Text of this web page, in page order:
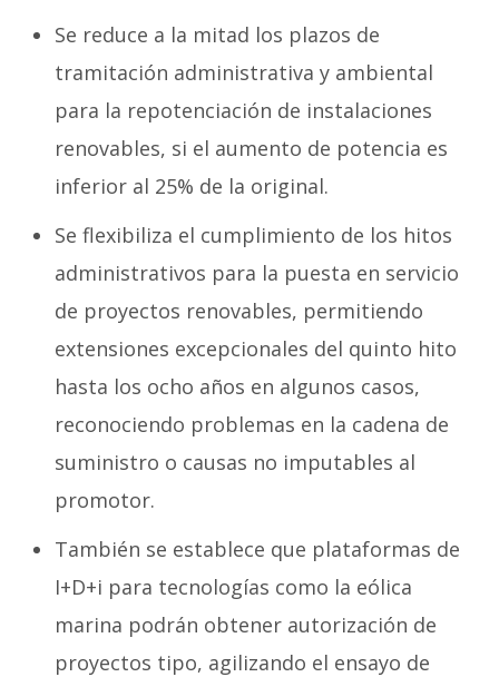
Se reduce a la mitad los plazos de
tramitación administrativa y ambiental
para la repotenciación de instalaciones
renovables, si el aumento de potencia es
inferior al 25% de la original.
Se flexibiliza el cumplimiento de los hitos
administrativos para la puesta en servicio
de proyectos renovables, permitiendo
extensiones excepcionales del quinto hito
hasta los ocho años en algunos casos,
reconociendo problemas en la cadena de
suministro o causas no imputables al
promotor.
También se establece que plataformas de
I+D+i para tecnologías como la eólica
marina podrán obtener autorización de
proyectos tipo, agilizando el ensayo de